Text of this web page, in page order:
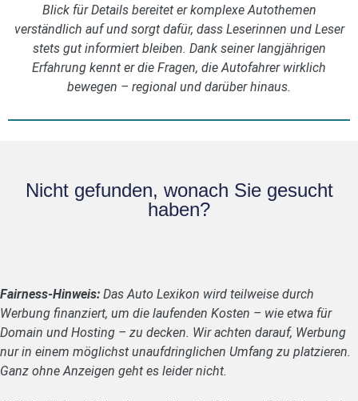
Blick für Details bereitet er komplexe Autothemen
verständlich auf und sorgt dafür, dass Leserinnen und Leser
stets gut informiert bleiben. Dank seiner langjährigen
Erfahrung kennt er die Fragen, die Autofahrer wirklich
bewegen – regional und darüber hinaus.
Nicht gefunden, wonach Sie gesucht
haben?
Fairness-Hinweis: Das Auto Lexikon wird teilweise durch
Werbung finanziert, um die laufenden Kosten – wie etwa für
Domain und Hosting – zu decken. Wir achten darauf, Werbung
nur in einem möglichst unaufdringlichen Umfang zu platzieren.
Ganz ohne Anzeigen geht es leider nicht.